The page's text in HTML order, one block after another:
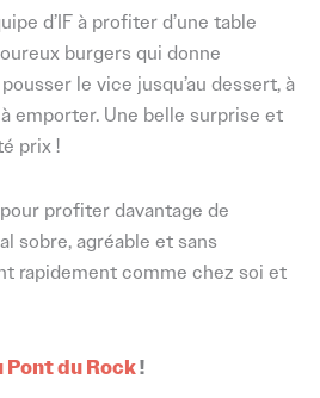
d’IF à profiter d’une table
burgers qui donne
le vice jusqu’au dessert, à
emporter. Une belle surprise et
prix !
profiter davantage de
sobre, agréable et sans
rapidement comme chez soi et
du Rock!